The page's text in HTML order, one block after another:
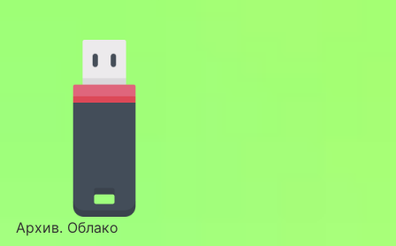
Архив. Облако